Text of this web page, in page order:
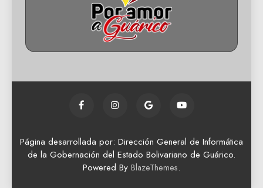
Página desarrollada por: Dirección General de Informática
de la Gobernación del Estado Bolivariano de Guárico.
Powered By BlazeThemes.